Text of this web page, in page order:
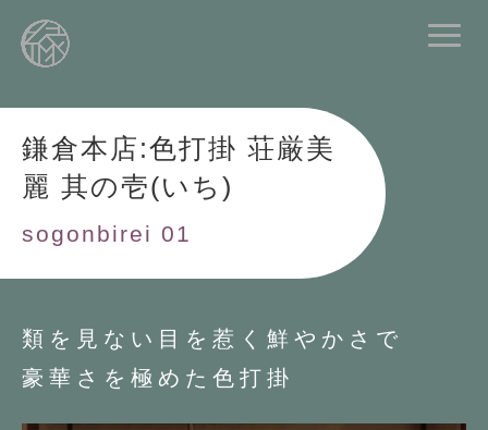
鎌倉本店:色打掛 荘厳美
麗 其の壱(いち)
sogonbirei 01
類を見ない目を惹く鮮やかさで
豪華さを極めた色打掛